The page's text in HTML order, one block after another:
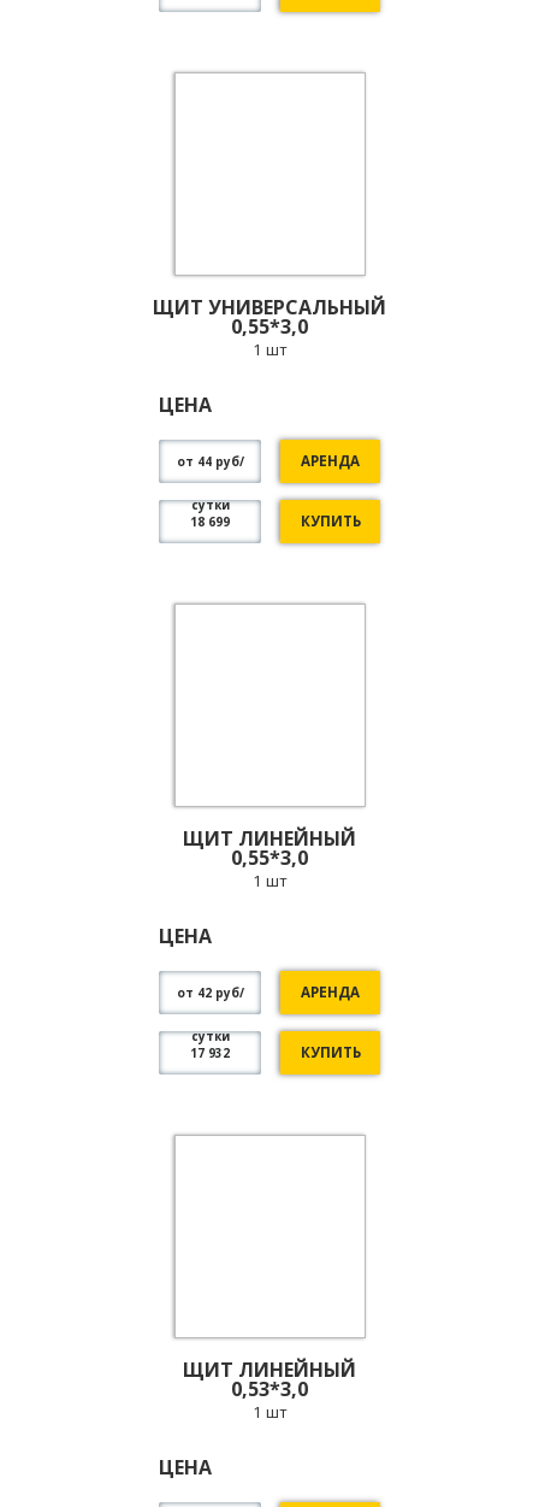
ЩИТ УНИВЕРСАЛЬНЫЙ
0,55*3,0
1 шт
ЦЕНА
от 44 руб/
сутки
АРЕНДА
18 699 КУПИТЬ
ЩИТ ЛИНЕЙНЫЙ
0,55*3,0
1 шт
ЦЕНА
от 42 руб/
сутки
АРЕНДА
17 932 КУПИТЬ
ЩИТ ЛИНЕЙНЫЙ
0,53*3,0
1 шт
ЦЕНА